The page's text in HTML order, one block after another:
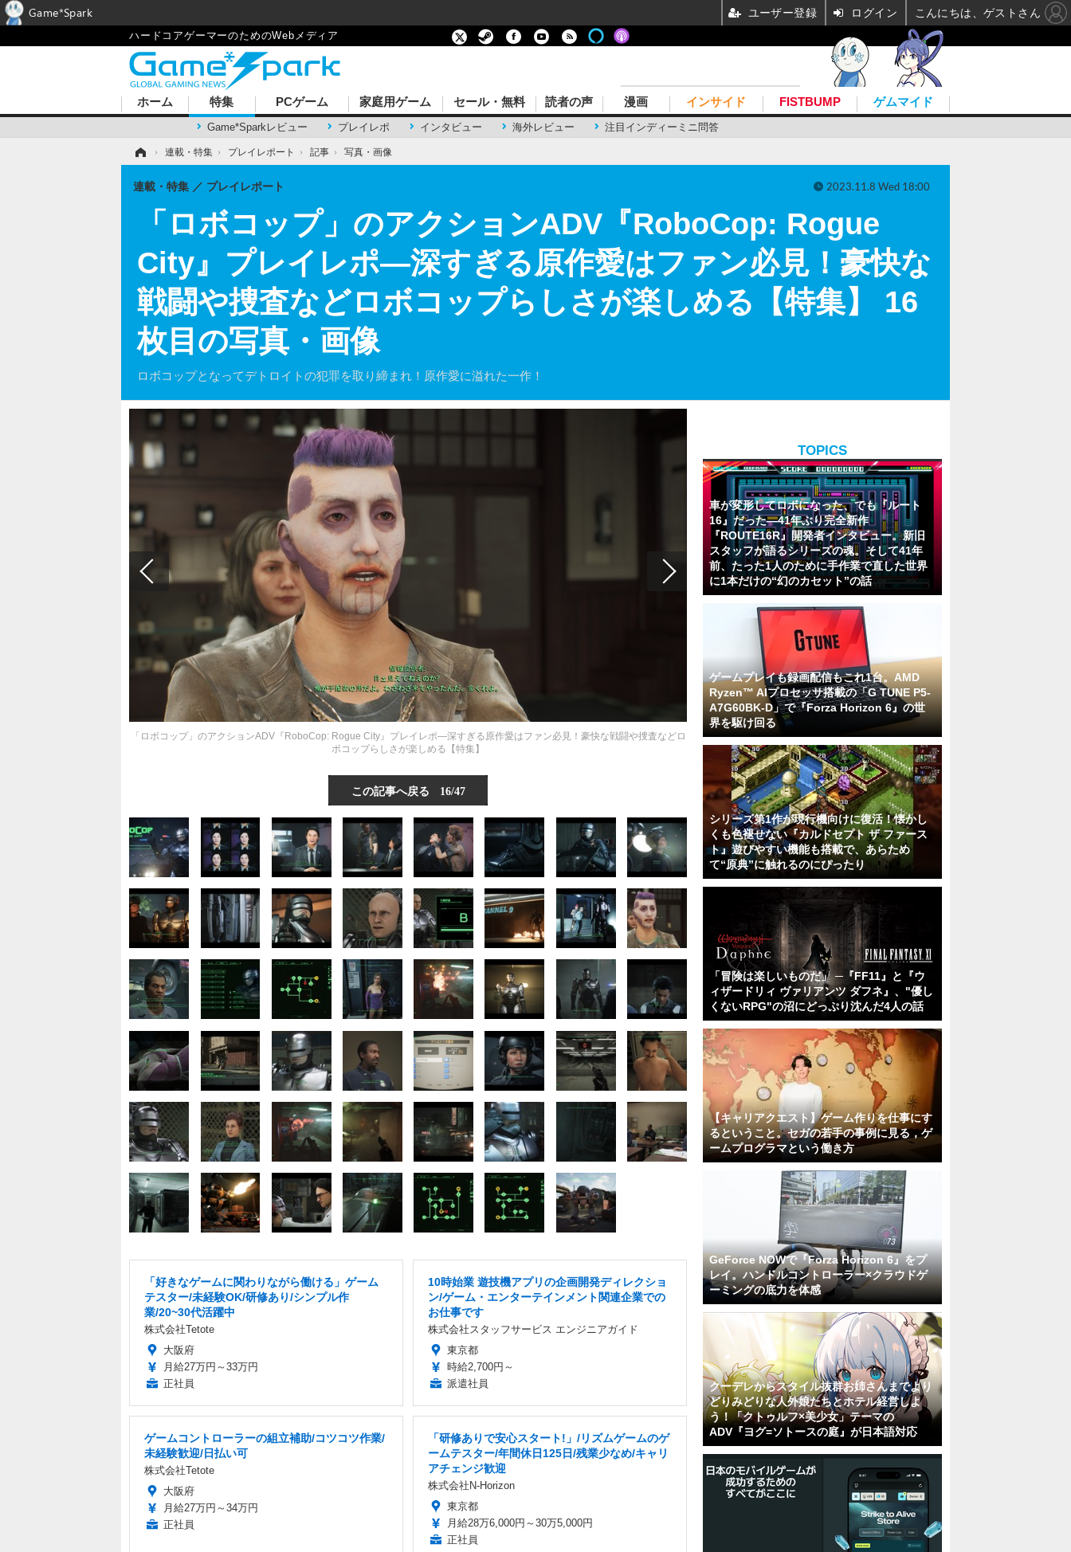
ハードコアゲーマーのためのWebメディア
ホーム 特集
Game*Sparkレビュー プレイレポ インタビュー 海外レビュー 注目インディーミニ問答
PCゲーム 家庭用ゲーム セール・無料 読者の声 漫画 インサイド FISTBUMP ゲムマイド
› 連載・特集 › プレイレポート › 記事 › 写真・画像
「ロボコップ」のアクションADV『RoboCop: Rogue
City』プレイレポ―深すぎる原作愛はファン必見！豪快な
戦闘や捜査などロボコップらしさが楽しめる【特集】 16
枚目の写真・画像
ロボコップとなってデトロイトの犯罪を取り締まれ！原作愛に溢れた一作！
連載・特集 プレイレポート 2023.11.8 Wed 18:00
「ロボコップ」のアクションADV『RoboCop: Rogue City』プレイレポ―深すぎる原作愛はファン必見！豪快な戦闘や捜査などロ
ボコップらしさが楽しめる【特集】
この記事へ戻る 16/47
「好きなゲームに関わりながら働ける」ゲーム
テスター/未経験OK/研修あり/シンプル作
業/20~30代活躍中
株式会社Tetote
大阪府
月給27万円～33万円
正社員
10時始業 遊技機アプリの企画開発ディレクショ
ン/ゲーム・エンターテインメント関連企業での
お仕事です
株式会社スタッフサービス エンジニアガイド
東京都
時給2,700円～
派遣社員
ゲームコントローラーの組立補助/コツコツ作業/
未経験歓迎/日払い可
株式会社Tetote
大阪府
月給27万円～34万円
正社員
「研修ありで安心スタート!」/リズムゲームのゲ
ームテスター/年間休日125日/残業少なめ/キャリ
アチェンジ歓迎
株式会社N-Horizon
東京都
月給28万6,000円～30万5,000円
正社員
TOPICS
車が変形してロボになった、でも『ルート
16』だった―41年ぶり完全新作
『ROUTE16R』開発者インタビュー。新旧
スタッフが語るシリーズの魂。そして41年
前、たった1人のために手作業で直した世界
に1本だけの“幻のカセット”の話
ゲームプレイも録画配信もこれ1台。AMD
Ryzen™ AIプロセッサ搭載の「G TUNE P5-
A7G60BK-D」で『Forza Horizon 6』の世
界を駆け回る
シリーズ第1作が現行機向けに復活！懐かし
くも色褪せない『カルドセプト ザ ファース
ト』遊びやすい機能も搭載で、あらため
て“原典”に触れるのにぴったり
「冒険は楽しいものだ」 ─『FF11』と『ウ
ィザードリィ ヴァリアンツ ダフネ』、"優し
くないRPG"の沼にどっぷり沈んだ4人の話
【キャリアクエスト】ゲーム作りを仕事にす
るということ。セガの若手の事例に見る，ゲ
ームプログラマという働き方
GeForce NOWで『Forza Horizon 6』をプ
レイ。ハンドルコントローラー×クラウドゲ
ーミングの底力を体感
クーデレからスタイル抜群お姉さんまでより
どりみどりな人外娘たちとホテル経営しよ
う！「クトゥルフ×美少女」テーマの
ADV『ヨグ=ソトースの庭』が日本語対応
Game*Spark ユーザー登録 ログイン こんにちは、ゲストさん